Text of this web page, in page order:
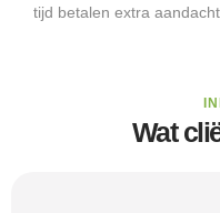
tijd betalen extra
Wat